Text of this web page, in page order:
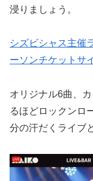
浸りましょう。
シズビシャス主催
ーソンチケットサ
オリジナル6曲、
るほどロックンロ
分の汗だくライブ